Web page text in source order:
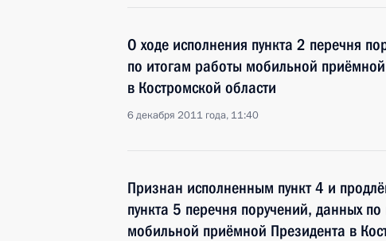
О ходе исполнения пункта 2 перечня
по итогам работы мобильной
в Костромской области
6 декабря 2011 года, 11:40
Признан исполненным пункт 4 и
пункта 5 перечня поручений, данных
мобильной приёмной Президента в